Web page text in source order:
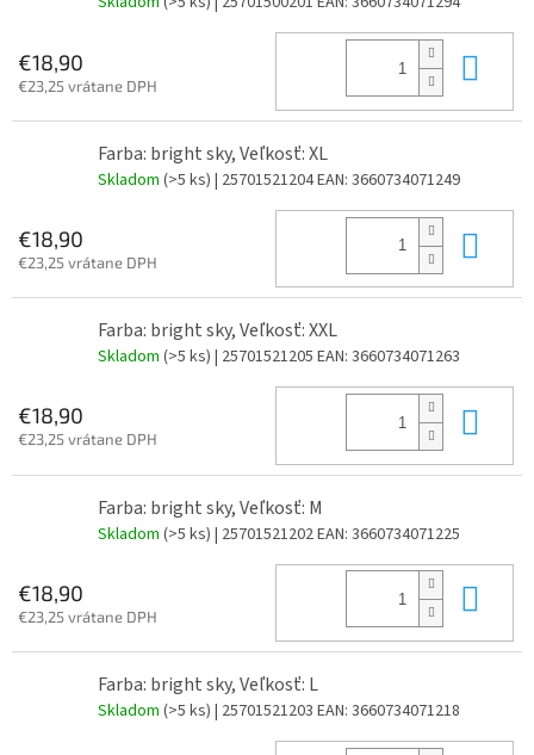
€18,90
€23,25 vrátane DPH
Farba: bright sky, Veľkosť: XL
Skladom (>5 ks) | 25701521204EAN: 3660734071249
€18,90
€23,25 vrátane DPH
Farba: bright sky, Veľkosť: XXL
Skladom (>5 ks) | 25701521205 EAN: 3660734071263
€18,90
€23,25 vrátane DPH
Farba: bright sky, Veľkosť: M
Skladom (>5 ks) | 25701521202EAN: 3660734071225
€18,90
€23,25 vrátane DPH
Farba: bright sky, Veľkosť: L
Skladom (>5 ks) | 25701521203 EAN: 3660734071218